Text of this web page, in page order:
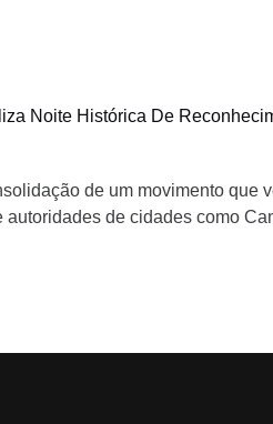
Noite Histórica De
de um movimento
de cidades como